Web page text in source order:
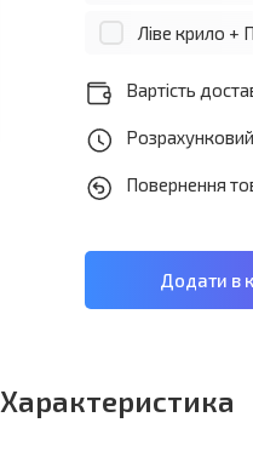
Ліве крило +
Вартість
Повернення
Характеристика